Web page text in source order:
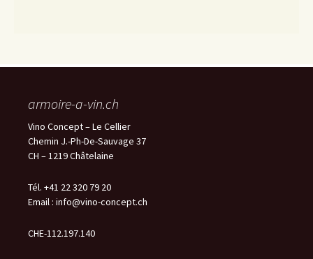
armoire-a-vin.ch
Vino Concept – Le Cellier
Chemin J.-Ph-De-Sauvage 37
CH – 1219 Châtelaine
Tél. +41 22 320 79 20
Email : info@vino-concept.ch
CHE-112.197.140